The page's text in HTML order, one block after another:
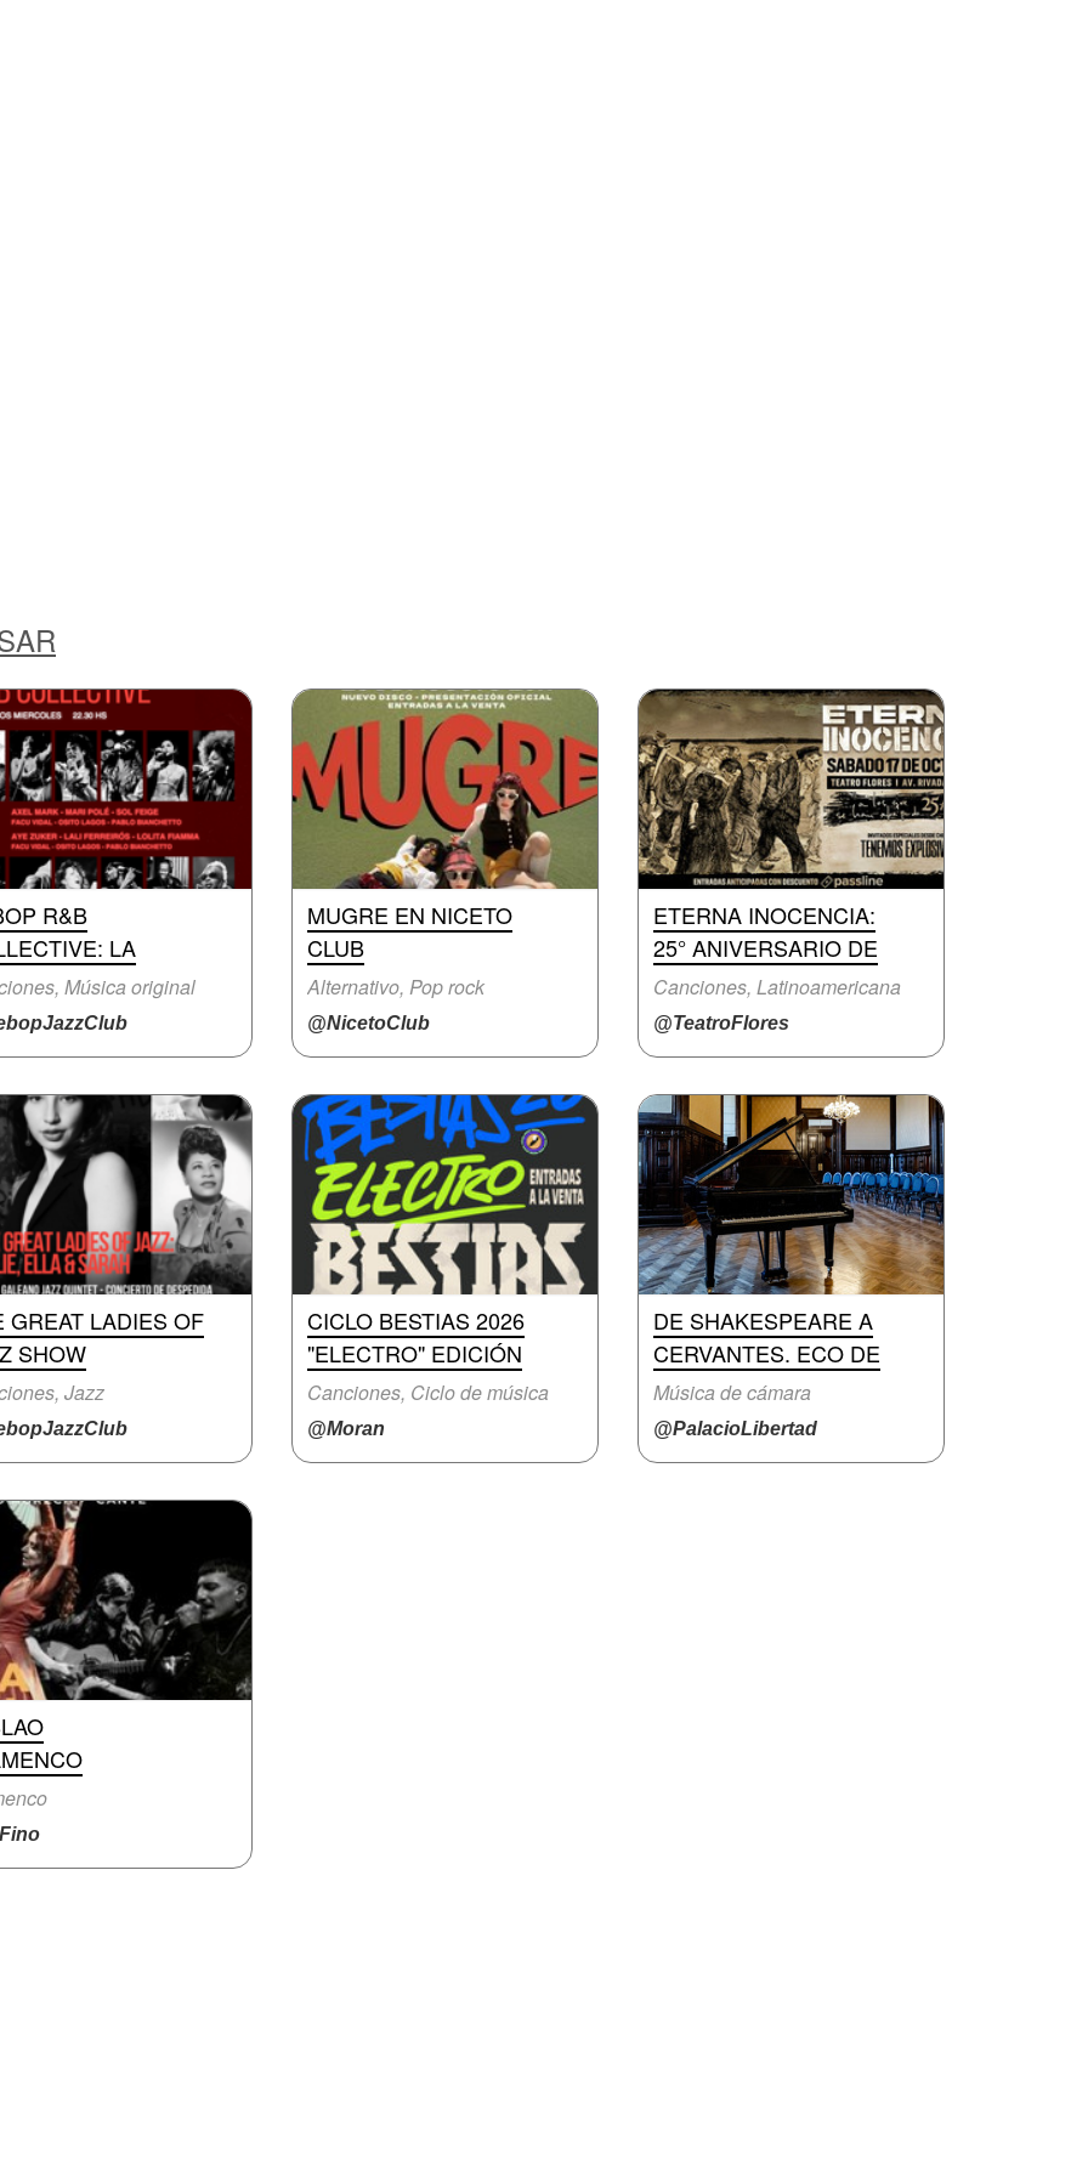
R&B
LA
Música original
MUGRE EN NICETO
CLUB
Alternativo, Pop rock
@NicetoClub
ETERNA INOCENCIA:
25° ANIVERSARIO DE
Canciones, Latinoamericana
@TeatroFlores
GREAT LADIES OF
SHOW
Jazz
CICLO BESTIAS 2026
"ELECTRO" EDICIÓN
Canciones, Ciclo de música
@Moran
DE SHAKESPEARE A
CERVANTES. ECO DE
Música de cámara
@PalacioLibertad